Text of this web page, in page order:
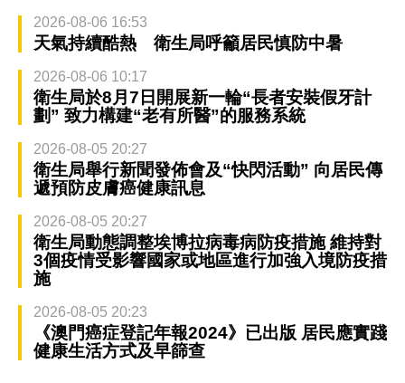
2026-08-06 16:53
天氣持續酷熱 衛生局呼籲居民慎防中暑
2026-08-06 10:17
衛生局於8月7日開展新一輪“長者安裝假牙計
劃” 致力構建“老有所醫”的服務系統
2026-08-05 20:27
衛生局舉行新聞發佈會及“快閃活動” 向居民傳
遞預防皮膚癌健康訊息
2026-08-05 20:27
衛生局動態調整埃博拉病毒病防疫措施 維持對
3個疫情受影響國家或地區進行加強入境防疫措
施
2026-08-05 20:23
《澳門癌症登記年報2024》已出版 居民應實踐
健康生活方式及早篩查